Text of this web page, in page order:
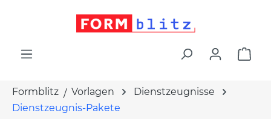
Formblitz Vorlagen
Dienstzeugnisse
Dienstzeugnis-Pakete